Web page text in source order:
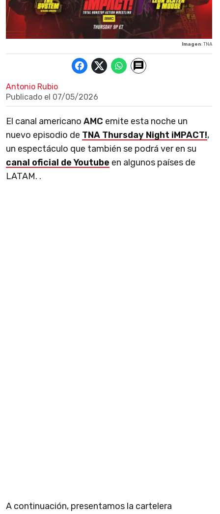
Imagen: TNA
Antonio Rubio
Publicado el 07/05/2026
El canal americano AMC emite esta noche un
nuevo episodio de TNA Thursday Night iMPACT!,
un espectáculo que también se podrá ver en su
canal oficial de Youtube en algunos países de
LATAM. .
A continuación, presentamos la cartelera